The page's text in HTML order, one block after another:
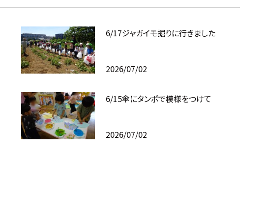
6/17ジャガイモ掘りに行きました
2026/07/02
6/15傘にタンポで模様をつけて
2026/07/02